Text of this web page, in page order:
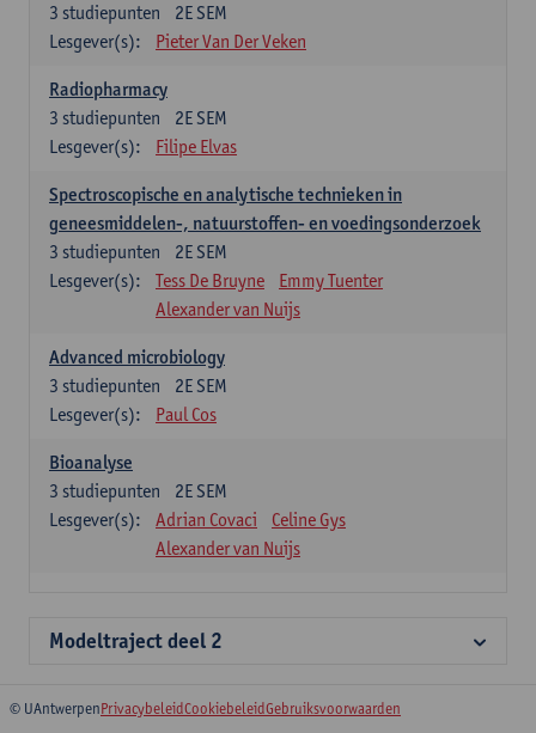
2E SEM
3 studiepunten
Lesgever(s):
Pieter Van Der Veken
Radiopharmacy
2E SEM
3 studiepunten
Lesgever(s):
Filipe Elvas
Spectroscopische en analytische technieken in
geneesmiddelen-, natuurstoffen- en voedingsonderzoek
2E SEM
3 studiepunten
Lesgever(s):
Tess De Bruyne
Emmy Tuenter
Alexander van Nuijs
Advanced microbiology
2E SEM
3 studiepunten
Lesgever(s):
Paul Cos
Bioanalyse
2E SEM
3 studiepunten
Lesgever(s):
Adrian Covaci
Celine Gys
Alexander van Nuijs
Modeltraject deel 2
© UAntwerpenPrivacybeleidCookiebeleidGebruiksvoorwaarden